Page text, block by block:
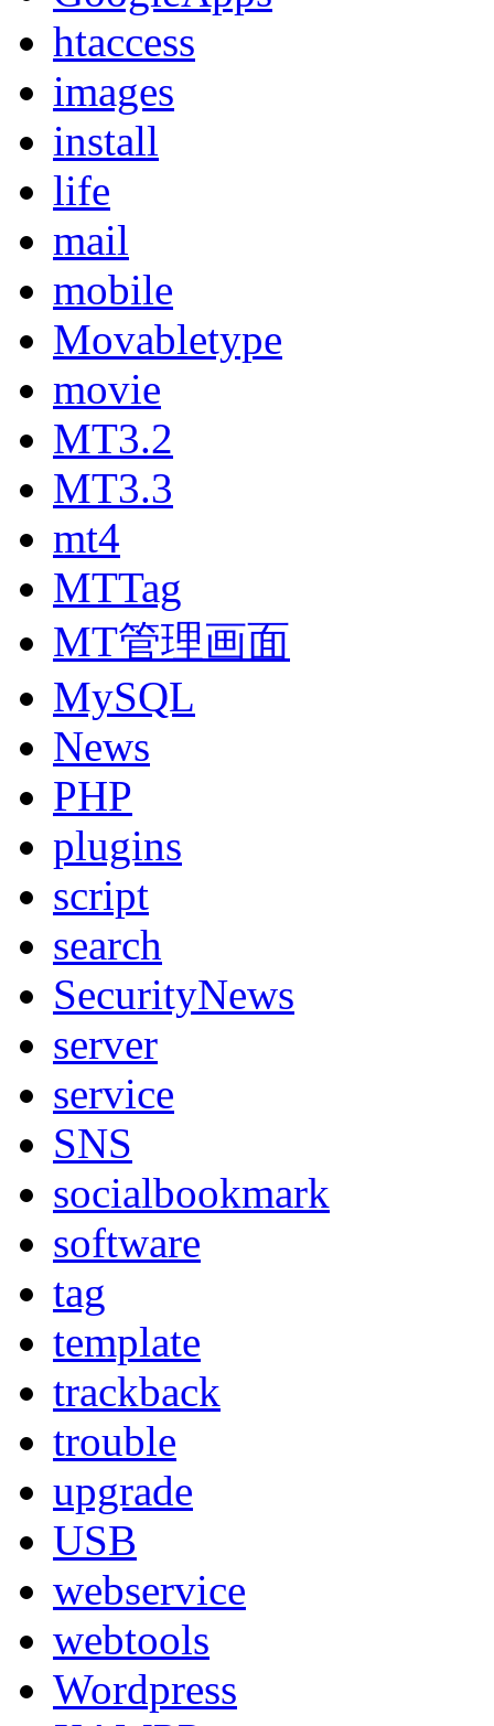
htaccess
images
install
life
mail
mobile
Movabletype
movie
MT3.2
MT3.3
mt4
MTTag
MT管理画面
MySQL
News
PHP
plugins
script
search
SecurityNews
server
service
SNS
socialbookmark
software
tag
template
trackback
trouble
upgrade
USB
webservice
webtools
Wordpress